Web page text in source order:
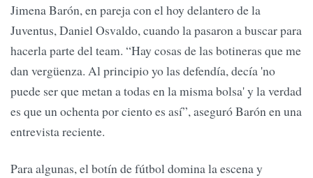
Jimena Barón, en pareja con el hoy delantero de la
Juventus, Daniel Osvaldo, cuando la pasaron a buscar para
hacerla parte del team. “Hay cosas de las botineras que me
dan vergüenza. Al principio yo las defendía, decía 'no
puede ser que metan a todas en la misma bolsa' y la verdad
es que un ochenta por ciento es así”, aseguró Barón en una
entrevista reciente.
Para algunas, el botín de fútbol domina la escena y